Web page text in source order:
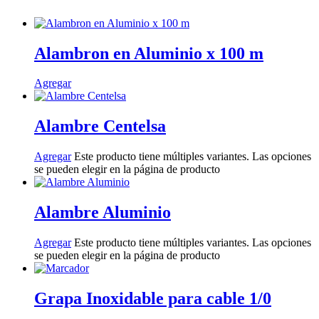
Alambron en Aluminio x 100 m
Agregar
Alambre Centelsa
Agregar Este producto tiene múltiples variantes. Las opciones
se pueden elegir en la página de producto
Alambre Aluminio
Agregar Este producto tiene múltiples variantes. Las opciones
se pueden elegir en la página de producto
Grapa Inoxidable para cable 1/0